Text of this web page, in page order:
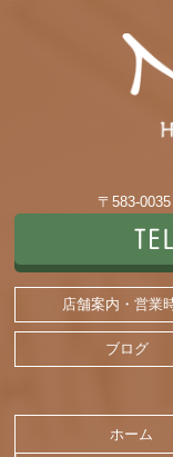
〒583-
店舗案内・営業
ブログ
ホーム